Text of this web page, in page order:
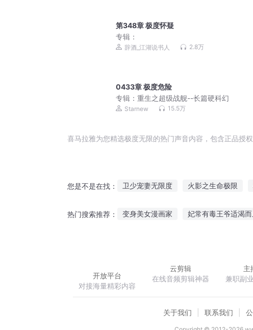
第348章 极度怀疑
专辑：
辞酒_江湖说书人 2.8万
0433章 极度危险
专辑： 重生之超级战舰--长篇硬科幻
Starnew 15.5万
喜马拉雅为您精选极度无限的热门声音内容，包含正品授
您是不是在找： 卫少宠妻无限度 火影之生命极限
热门搜索推荐： 变身美女漫画家 妃常有毒王爷适渴而
开放平台
对接海量精彩内容
云剪辑
在线音频剪辑神器
主
兼职副
关于我们 联系我们